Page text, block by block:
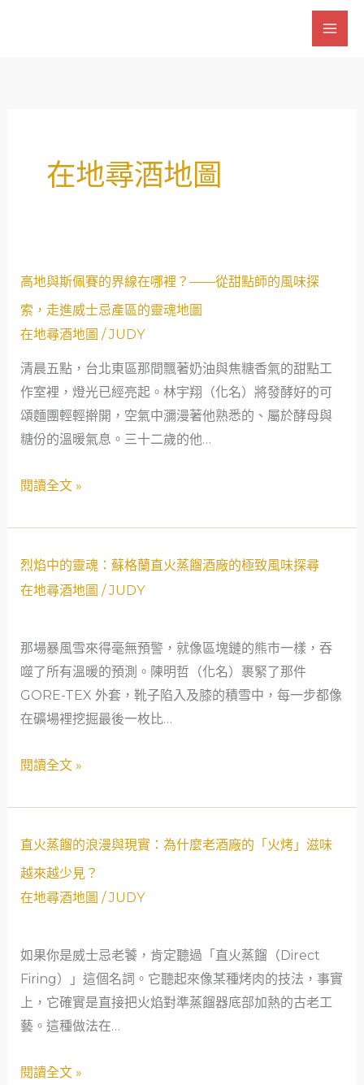
在地尋酒地圖
高地與斯佩賽的界線在哪裡？——從甜點師的風味探
索，走進威士忌產區的靈魂地圖
在地尋酒地圖 /JUDY
清晨五點，台北東區那間飄著奶油與焦糖香氣的甜點工
作室裡，燈光已經亮起。林宇翔（化名）將發酵好的可
頌麵團輕輕擀開，空氣中瀰漫著他熟悉的、屬於酵母與
糖份的溫暖氣息。三十二歲的他…
高
斯
佩
賽
的
界
在
——
從
師
的
風
味
索，
威
士
忌
的
靈
魂
地
閱讀全文 »
烈焰中的靈魂：蘇格蘭直火蒸餾酒廠的極致風味探尋
在地尋酒地圖 /JUDY
那場暴風雪來得毫無預警，就像區塊鏈的熊市一樣，吞
噬了所有溫暖的預測。陳明哲（化名）裹緊了那件
GORE-TEX 外套，靴子陷入及膝的積雪中，每一步都像
在礦場裡挖掘最後一枚比…
烈
焰
靈
魂：
蘇
格
直
餾
酒
廠
致
風
味
探
閱讀全文 »
直火蒸餾的浪漫與現實：為什麼老酒廠的「火烤」滋味
越來越少見？
在地尋酒地圖 /JUDY
如果你是威士忌老饕，肯定聽過「直火蒸餾（Direct
Firing）」這個名詞。它聽起來像某種烤肉的技法，事實
上，它確實是直接把火焰對準蒸餾器底部加熱的古老工
藝。這種做法在…
直
餾
浪
漫
與
現
為
閱讀全文 »